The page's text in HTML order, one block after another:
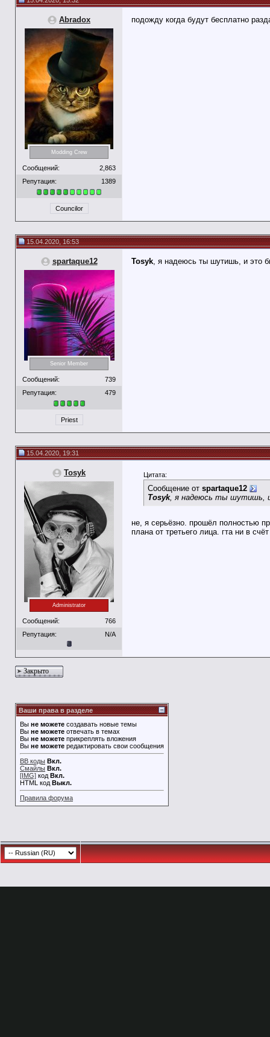
Abradox
Modding Crew
Сообщений:
2,863
Репутация:
1389
Councilor
подожду когда будут бесплатно
15.04.2020, 16:53
spartaque12
Senior Member
Сообщений:
739
Репутация:
479
Priest
Tosyk, я надеюсь ты шутишь, и это
15.04.2020, 19:31
Tosyk
Administrator
Сообщений:
766
Репутация:
N/A
Цитата:
Сообщение от spartaque12
Tosyk, я надеюсь ты шутишь, и
не, я серьёзно. прошёл полностью
плана от третьего лица. гта ни в счёт
Закрыто
Ваши права в разделе
Вы не можете создавать новые темы
Вы не можете отвечать в темах
Вы не можете прикреплять вложения
Вы не можете редактировать свои сообщения
BB коды Вкл.
Смайлы Вкл.
[IMG] код Вкл.
HTML код Выкл.
Правила форума